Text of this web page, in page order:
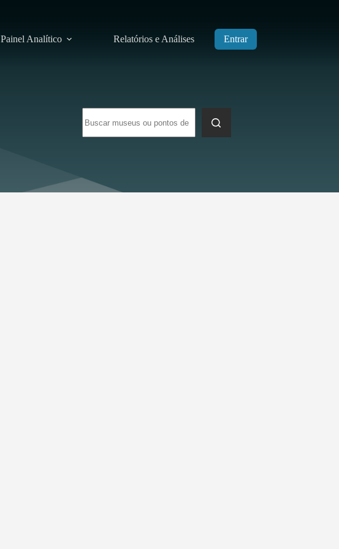
Painel Analítico Relatórios e Análises Entrar
resultados